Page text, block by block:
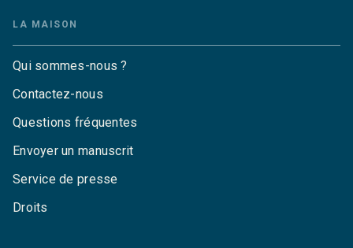
LA MAISON
Qui sommes-nous ?
Contactez-nous
Questions fréquentes
Envoyer un manuscrit
Service de presse
Droits